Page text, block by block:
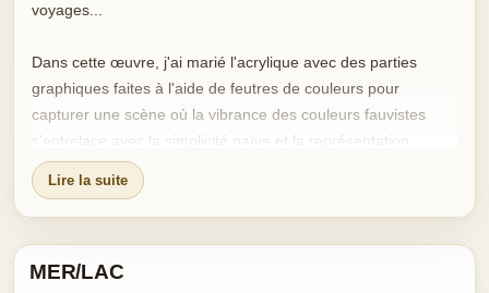
voyages...
Dans cette œuvre, j'ai marié l'acrylique avec des parties
graphiques faites à l'aide de feutres de couleurs pour
capturer une scène où la vibrance des couleurs fauvistes
s'entrelace avec la simplicité naïve et la représentation
figurative. J'aspire à transporter le spectateur entre rêve et
réalité, à l'endroit où la nature s'harmonise avec l'humain.
Cette pièce évoque une sérénité enracinée dans le paysage,
un havre de paix pour l'âme à accrocher chez soi.
Lire la suite
MER/LAC